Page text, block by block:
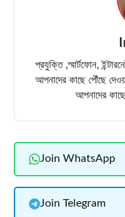
প্রযুক্তি ,স্মার্টফোন,
আপনাদের কাছে পৌঁছে
আপনাদের
Join WhatsApp
Join Telegram